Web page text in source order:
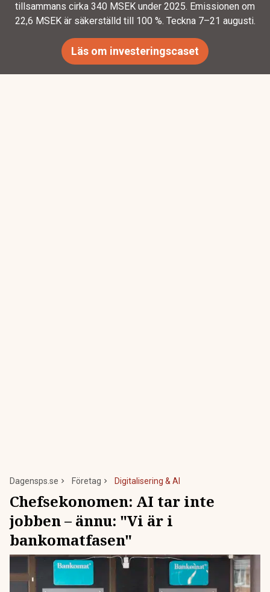
tillsammans cirka 340 MSEK under 2025. Emissionen om
22,6 MSEK är säkerställd till 100 %. Teckna 7–21 augusti.
Läs om investeringscaset
Dagensps.se Företag Digitalisering & AI
Chefsekonomen: AI tar inte
jobben – ännu: "Vi är i
bankomatfasen"